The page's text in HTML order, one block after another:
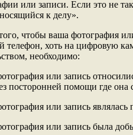
или записи. Если это не
к делу».
чтобы ваша фотография
телефон, хоть на цифровую
необходимо:
или запись
посторонней помощи где она
или запись являлась
или запись была